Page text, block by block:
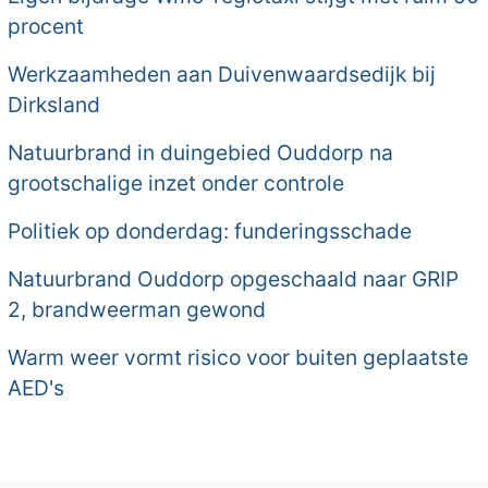
procent
Werkzaamheden aan Duivenwaardsedijk bij
Dirksland
Natuurbrand in duingebied Ouddorp na
grootschalige inzet onder controle
Politiek op donderdag: funderingsschade
Natuurbrand Ouddorp opgeschaald naar GRIP
2, brandweerman gewond
Warm weer vormt risico voor buiten geplaatste
AED's